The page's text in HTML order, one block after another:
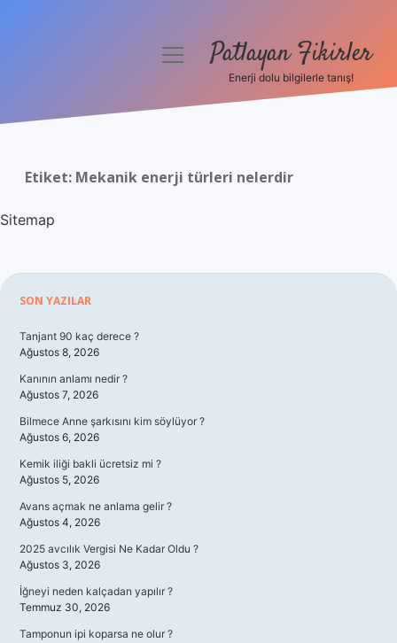
Hakkımızda
menüyüPatlayan Fikirler
Enerji dolu bilgilerle tanış!
Etiket: Mekanik enerji türleri nelerdir
Sitemap
Sidebar
SON YAZILAR
Tanjant 90 kaç derece ?
Ağustos 8, 2026
Kanının anlamı nedir ?
Ağustos 7, 2026
Bilmece Anne şarkısını kim söylüyor ?
Ağustos 6, 2026
Kemik iliği bakli ücretsiz mi ?
Ağustos 5, 2026
Avans açmak ne anlama gelir ?
Ağustos 4, 2026
2025 avcılık Vergisi Ne Kadar Oldu ?
Ağustos 3, 2026
İğneyi neden kalçadan yapılır ?
Temmuz 30, 2026
Tamponun ipi koparsa ne olur ?